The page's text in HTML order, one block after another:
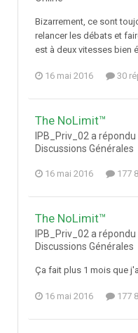
Bizarrement, ce sont
relancer les débats et
est à deux vitesses bien
16 mai 2016 30
The NoLimit™
IPB_Priv_02 a
Discussions Générales
16 mai 2016 177
The NoLimit™
IPB_Priv_02 a
Discussions Générales
Ça fait plus 1 mois que
16 mai 2016 177